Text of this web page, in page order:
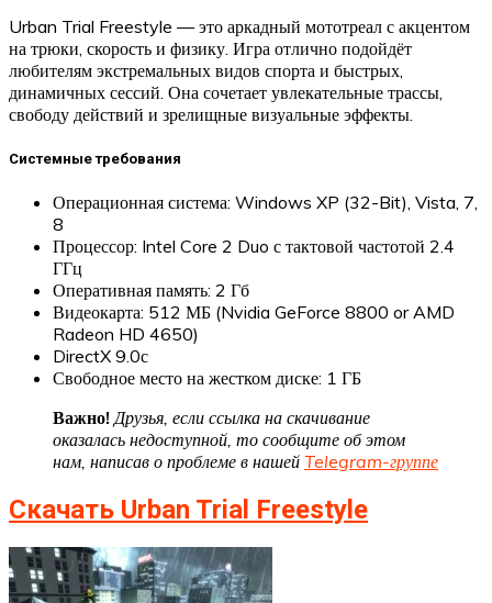
Urban Trial Freestyle — это аркадный мототреал с акцентом
на трюки, скорость и физику. Игра отлично подойдёт
любителям экстремальных видов спорта и быстрых,
динамичных сессий. Она сочетает увлекательные трассы,
свободу действий и зрелищные визуальные эффекты.
Системные требования
Операционная система: Windows XP (32-Bit), Vista, 7,
8
Процессор: Intel Core 2 Duo с тактовой частотой 2.4
ГГц
Оперативная память: 2 Гб
Видеокарта: 512 МБ (Nvidia GeForce 8800 or AMD
Radeon HD 4650)
DirectX 9.0с
Свободное место на жестком диске: 1 ГБ
Важно! Друзья, если ссылка на скачивание
оказалась недоступной, то сообщите об этом
нам, написав о проблеме в нашей Telegram-группе
Скачать Urban Trial Freestyle